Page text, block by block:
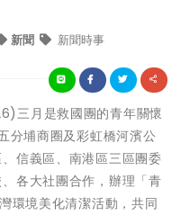
新聞 新聞時事
三月是救國團的青年關懷
分埔商圈及彩虹橋河濱公
信義區、南港區三區團委
各大社團合作，辦理「青
環境美化清潔活動，共同